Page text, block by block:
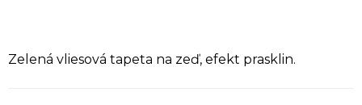
Zelená vliesová tapeta na zeď, efekt prasklin.